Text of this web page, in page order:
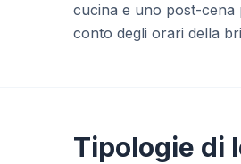
cucina e uno post-cena
conto degli orari della
Tipologie di